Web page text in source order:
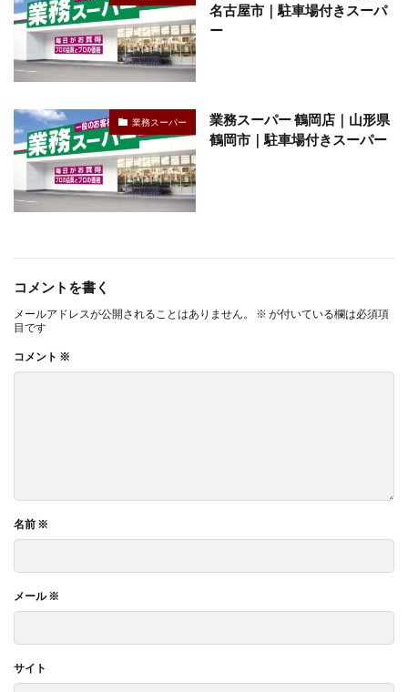
名古屋市｜駐車場付きスーパ
ー
業務スーパー
業務スーパー 鶴岡店｜山形県
鶴岡市｜駐車場付きスーパー
コメントを書く
メールアドレスが公開されることはありません。 ※ が付いている欄は必須項
目です
コメント ※
名前 ※
メール※
サイト